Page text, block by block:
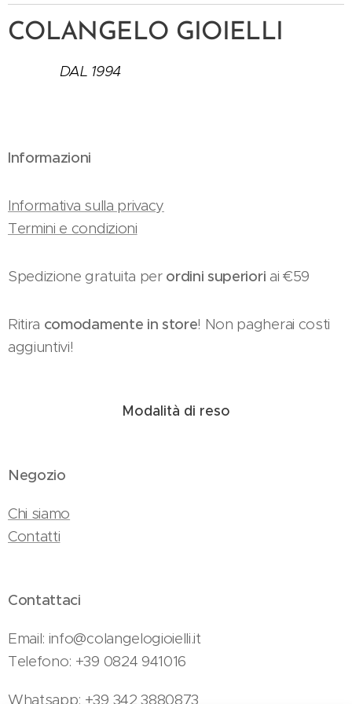
COLANGELO GIOIELLI
DAL 1994
Informazioni
Informativa sulla privacy
Termini e condizioni
Spedizione gratuita perordini superiori ai €59
Ritira comodamente in store! Non pagherai costi
aggiuntivi!
Modalità di reso
Negozio
Chi siamo
Contatti
Contattaci
Email: info@colangelogioielli.it
Telefono: +39 0824 941016
Whatsapp: +39 342 3880873